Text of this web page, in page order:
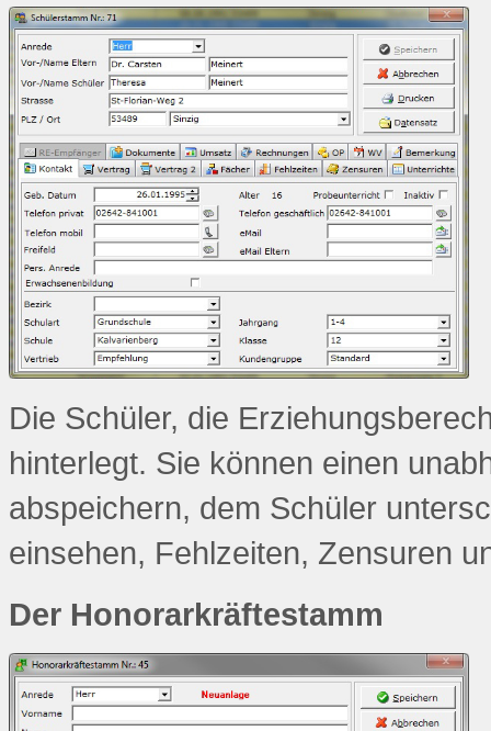
Die Schüler, die
hinterlegt. Sie können einen
abspeichern, dem Schüler
einsehen, Fehlzeiten, Zensuren
Der Honorarkräftestamm